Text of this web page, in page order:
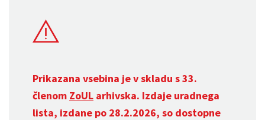
Prikazana vsebina je v skladu s 33.
členom ZoUL arhivska. Izdaje uradnega
lista, izdane po 28.2.2026, so dostopne